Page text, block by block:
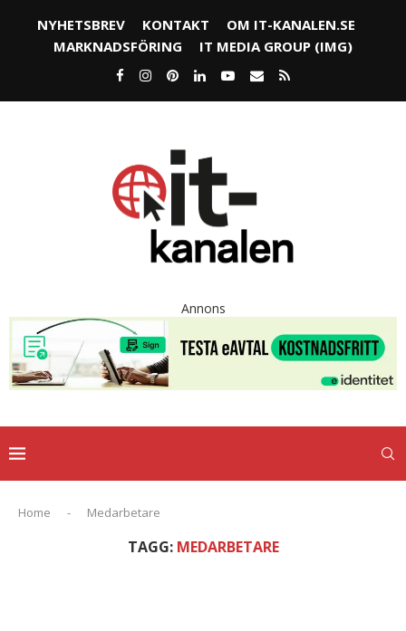
NYHETSBREV KONTAKT
OM IT-KANALEN.SE
MARKNADSFÖRING
IT MEDIA GROUP (IMG)
Annons
Home - Medarbetare
TAGG: MEDARBETARE